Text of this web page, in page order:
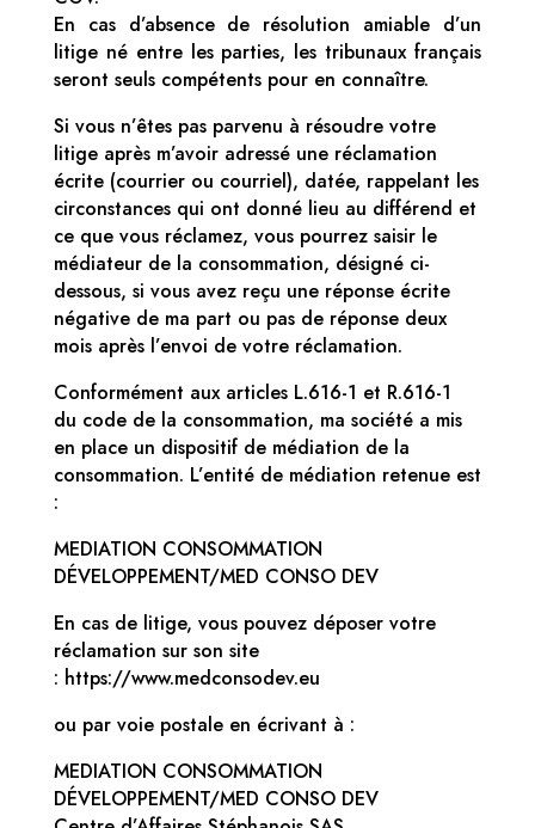
En cas d’absence de résolution amiable d’un
litige né entre les parties, les tribunaux français
seront seuls compétents pour en connaître.
Si vous n’êtes pas parvenu à résoudre votre
litige après m’avoir adressé une réclamation
écrite (courrier ou courriel), datée, rappelant les
circonstances qui ont donné lieu au différend et
ce que vous réclamez, vous pourrez saisir le
médiateur de la consommation, désigné ci-
dessous, si vous avez reçu une réponse écrite
négative de ma part ou pas de réponse deux
mois après l’envoi de votre réclamation.
Conformément aux articles L.616-1 et R.616-1
du code de la consommation, ma société a mis
en place un dispositif de médiation de la
consommation. L’entité de médiation retenue est
:
MEDIATION CONSOMMATION
DÉVELOPPEMENT/MED CONSO DEV
En cas de litige, vous pouvez déposer votre
réclamation sur son site
: https://www.medconsodev.eu
ou par voie postale en écrivant à :
MEDIATION CONSOMMATION
DÉVELOPPEMENT/MED CONSO DEV